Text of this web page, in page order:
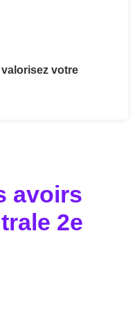
votre
avoirs
2e